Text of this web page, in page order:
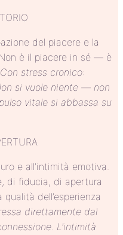
del piacere e la
è il piacere in sé — è
Con stress cronico:
si vuole niente — non
vitale si abbassa su
e all’intimità emotiva.
di fiducia, di apertura
qualità dell’esperienza
direttamente dal
L’intimità